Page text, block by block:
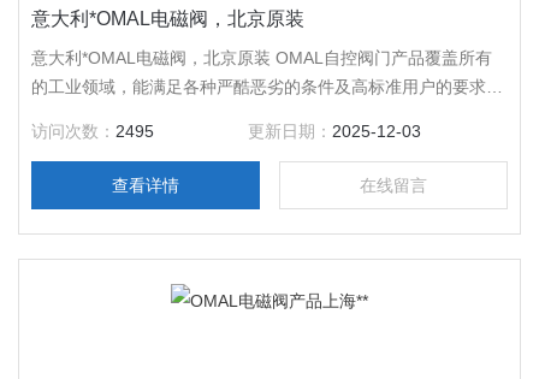
意大利*OMAL电磁阀，北京原装
意大利*OMAL电磁阀，北京原装 OMAL自控阀门产品覆盖所有
的工业领域，能满足各种严酷恶劣的条件及高标准用户的要求，
玛尔产品已被广泛应用在天然气、冶金、水处理、汽车、食品等
访问次数： 2495 更新日期： 2025-12-03
查看详情 在线留言